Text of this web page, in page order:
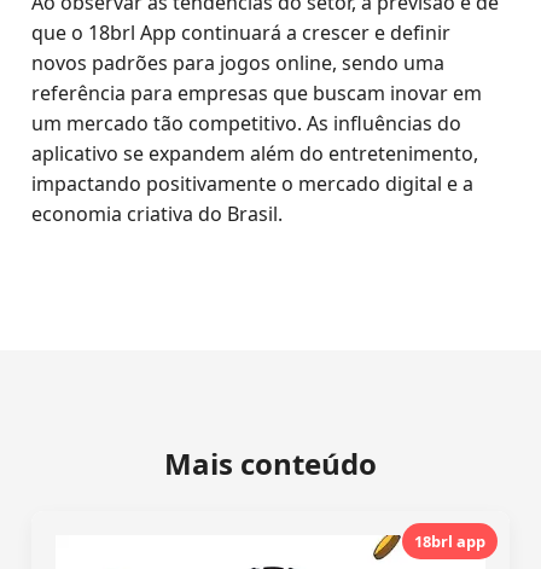
que o 18brl App continuará a crescer e definir
novos padrões para jogos online, sendo uma
referência para empresas que buscam inovar em
um mercado tão competitivo. As influências do
aplicativo se expandem além do entretenimento,
impactando positivamente o mercado digital e a
economia criativa do Brasil.
Mais conteúdo
18brl app